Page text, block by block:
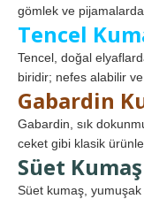
gömlek ve
Tencel
Tencel, doğal
biridir; nefes alabilir ve
Gabardin
Gabardin, sık
ceket gibi klasik
Süet
Süet kumaş, yumuşak